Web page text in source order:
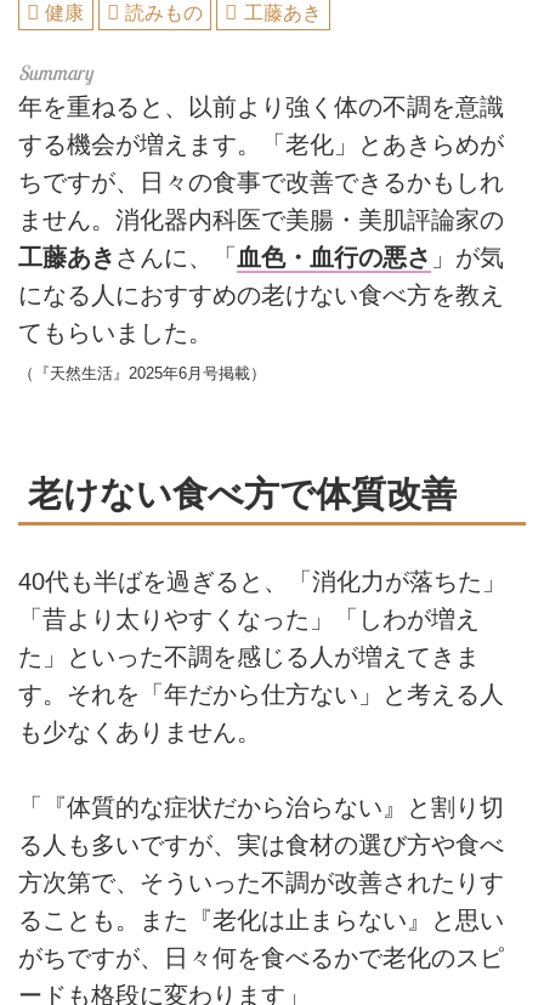
健康 読みもの 工藤あき
年を重ねると、以前より強く体の不調を意識
する機会が増えます。「老化」とあきらめが
ちですが、日々の食事で改善できるかもしれ
ません。消化器内科医で美腸・美肌評論家の
工藤あき さんに、「 血色・血行の悪さ 」が気
になる人におすすめの老けない食べ方を教え
てもらいました。
（『天然生活』2025年6月号掲載）
老けない食べ方で体質改善
40代も半ばを過ぎると、「消化力が落ちた」
「昔より太りやすくなった」「しわが増え
た」といった不調を感じる人が増えてきま
す。それを「年だから仕方ない」と考える人
も少なくありません。
「『体質的な症状だから治らない』と割り切
る人も多いですが、実は食材の選び方や食べ
方次第で、そういった不調が改善されたりす
ることも。また『老化は止まらない』と思い
がちですが、日々何を食べるかで老化のスピ
ードも格段に変わります」